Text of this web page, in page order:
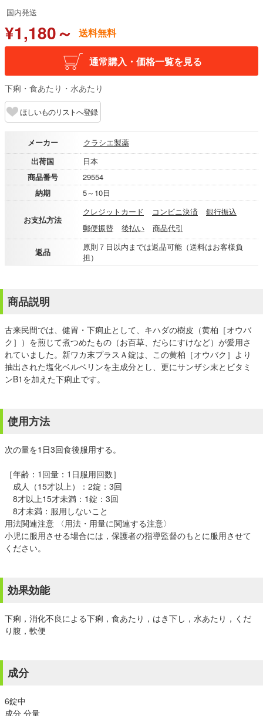
国内発送
¥1,180～ 送料無料
通常購入・価格一覧を見る
下痢・食あたり・水あたり
ほしいものリストへ登録
メーカー
クラシエ製薬
出荷国
日本
商品番号
29554
納期
5～10日
お支払方法
クレジットカード コンビニ決済
銀行振込
郵便振替
後払い 商品代引
返品
原則７日以内までは返品可能（送料はお客様負
担）
商品説明
古来民間では、健胃・下痢止として、キハダの樹皮（黄柏［オウバ
ク］）を煎じて煮つめたもの（お百草、だらにすけなど）が愛用さ
れていました。新ワカ末プラスＡ錠は、この黄柏［オウバク］より
抽出された塩化ベルベリンを主成分とし、更にサンザシ末とビタミ
ンB1を加えた下痢止です。
使用方法
次の量を1日3回食後服用する。
［年齢：1回量：1日服用回数］
成人（15才以上）：2錠：3回
8才以上15才未満：1錠：3回
8才未満：服用しないこと
用法関連注意 〈用法・用量に関連する注意〉
小児に服用させる場合には，保護者の指導監督のもとに服用させて
ください。
効果効能
下痢，消化不良による下痢，食あたり，はき下し，水あたり，くだ
り腹，軟便
成分
6錠中
成分 分量